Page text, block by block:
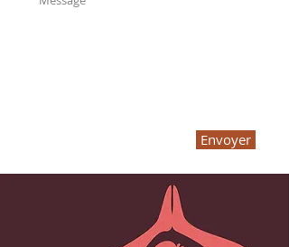
Envoyer